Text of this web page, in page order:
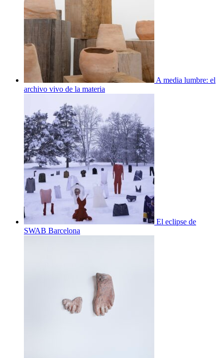
A media lumbre: el
archivo vivo de la materia
El eclipse de
SWAB Barcelona